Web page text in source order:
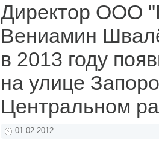
Директор ООО
Вениамин
в 2013 году
на улице
Центральном
01.02.2012